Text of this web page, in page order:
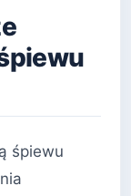
śpiewu